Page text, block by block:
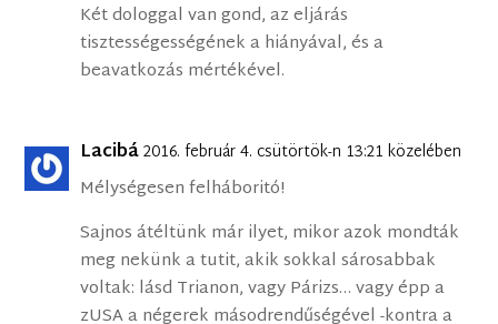
Két dologgal van gond, az eljárás
tisztességességének a hiányával, és a
beavatkozás mértékével.
Lacibá2016. február 4. csütörtök-n 13:21 közelében
Mélységesen felháboritó!
Sajnos átéltünk már ilyet, mikor azok mondták
meg nekünk a tutit, akik sokkal sárosabbak
voltak: lásd Trianon, vagy Párizs… vagy épp a
zUSA a négerek másodrendűségével -kontra a